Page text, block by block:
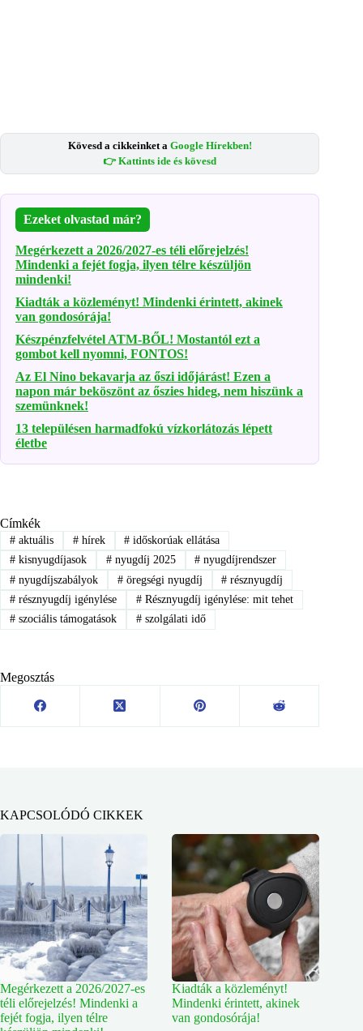
Kövesd a cikkeinket a Google Hírekben!
👉 Kattints ide és kövesd
Ezeket olvastad már?
Megérkezett a 2026/2027-es téli előrejelzés!
Mindenki a fejét fogja, ilyen télre készüljön
mindenki!
Kiadták a közleményt! Mindenki érintett, akinek
van gondosórája!
Készpénzfelvétel ATM-BŐL! Mostantól ezt a
gombot kell nyomni, FONTOS!
Az El Nino bekavarja az őszi időjárást! Ezen a
napon már beköszönt az őszies hideg, nem hiszünk a
szemünknek!
13 településen harmadfokú vízkorlátozás lépett
életbe
Címkék
#aktuális #hírek # időskorúak ellátása
#kisnyugdíjasok #nyugdíj 2025 # nyugdíjrendszer
#nyugdíjszabályok #öregségi nyugdíj # résznyugdíj
#résznyugdíj igénylése #Résznyugdíj igénylése: mit tehet
#szociális támogatások #szolgálati idő
Megosztás
KAPCSOLÓDÓ CIKKEK
Megérkezett a 2026/2027-es
téli előrejelzés! Mindenki a
fejét fogja, ilyen télre
Kiadták a közleményt!
Mindenki érintett, akinek
van gondosórája!